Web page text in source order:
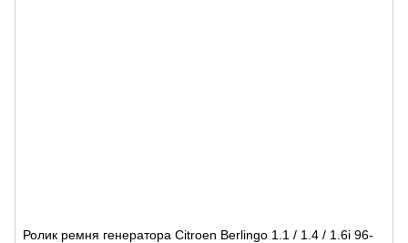
Ролик ремня генератора Citroen Berlingo 1.1 / 1.4 / 1.6i 96-